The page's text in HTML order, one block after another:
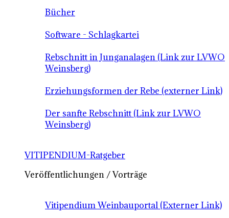
Bücher
Software - Schlagkartei
Rebschnitt in Junganalagen (Link zur LVWO
Weinsberg)
Erziehungsformen der Rebe (externer Link)
Der sanfte Rebschnitt (Link zur LVWO
Weinsberg)
VITIPENDIUM-Ratgeber
Veröffentlichungen / Vorträge
Vitipendium Weinbauportal (Externer Link)